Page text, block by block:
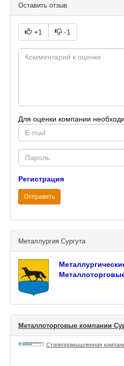
Оставить отзыв
+1 -1
Для оценки компании
mail
Password
Регистрация
Отправить
Металлургия Сургута
Металлоторговые компании
Сталепромышленная